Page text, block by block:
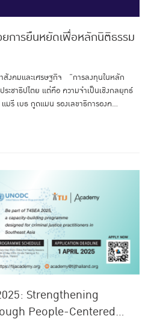
ยการยืนหยัดเพื่อหลักนิติธรรม
งคมและเศรษฐกิจ “การลงทุนในหลัก
ระชาธิปไตย แต่คือ ความจำเป็นเชิงกลยุทธ์
มรี เบธ กูดแมน รองเลขาธิการองค...
Strengthening
People-Centered